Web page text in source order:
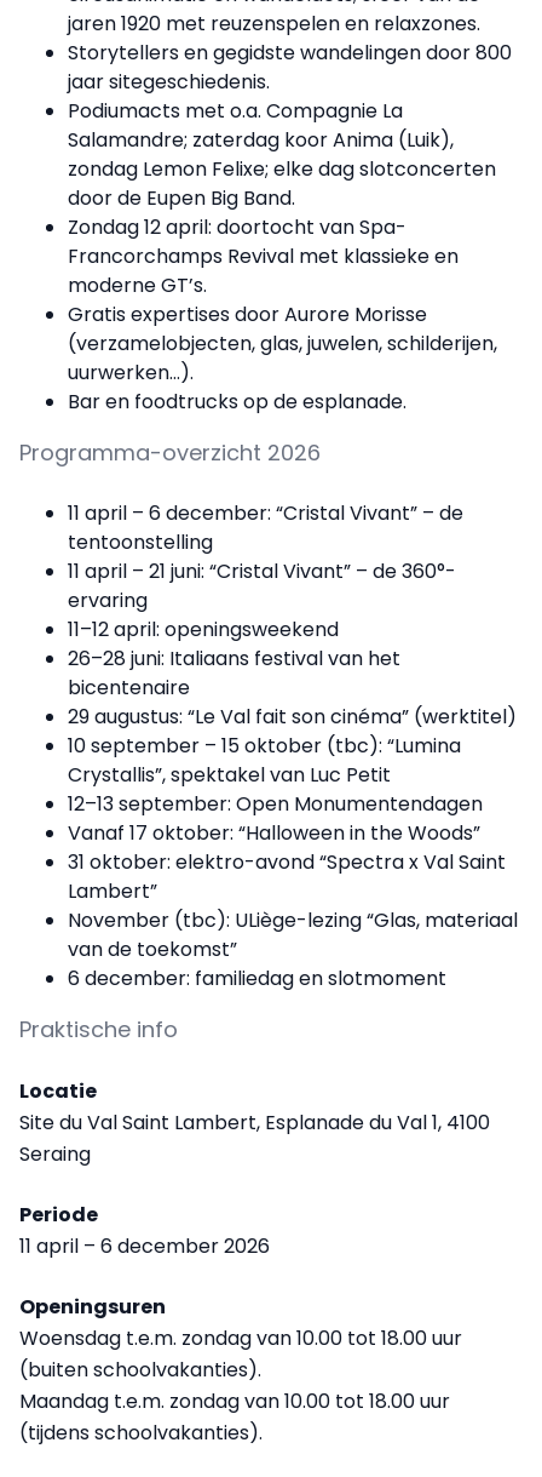
jaren 1920 met reuzenspelen en relaxzones.
Storytellers en gegidste wandelingen door 800
jaar sitegeschiedenis.
Podiumacts met o.a. Compagnie La
Salamandre; zaterdag koor Anima (Luik),
zondag Lemon Felixe; elke dag slotconcerten
door de Eupen Big Band.
Zondag 12 april: doortocht van Spa-
Francorchamps Revival met klassieke en
moderne GT’s.
Gratis expertises door Aurore Morisse
(verzamelobjecten, glas, juwelen, schilderijen,
uurwerken…).
Bar en foodtrucks op de esplanade.
Programma-overzicht 2026
11 april – 6 december: “Cristal Vivant” – de
tentoonstelling
11 april – 21 juni: “Cristal Vivant” – de 360°-
ervaring
11–12 april: openingsweekend
26–28 juni: Italiaans festival van het
bicentenaire
29 augustus: “Le Val fait son cinéma” (werktitel)
10 september – 15 oktober (tbc): “Lumina
Crystallis”, spektakel van Luc Petit
12–13 september: Open Monumentendagen
Vanaf 17 oktober: “Halloween in the Woods”
31 oktober: elektro-avond “Spectra x Val Saint
Lambert”
November (tbc): ULiège-lezing “Glas, materiaal
van de toekomst”
6 december: familiedag en slotmoment
Praktische info
Locatie
Site du Val Saint Lambert, Esplanade du Val 1, 4100
Seraing
Periode
11 april – 6 december 2026
Openingsuren
Woensdag t.e.m. zondag van 10.00 tot 18.00 uur
(buiten schoolvakanties).
Maandag t.e.m. zondag van 10.00 tot 18.00 uur
(tijdens schoolvakanties).